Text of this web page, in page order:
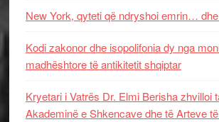
New York, qyteti që ndryshoi emrin…
Kodi zakonor dhe isopolifonia dy nga
madhështore të antikitetit shqiptar
Kryetari i Vatrës Dr. Elmi Berisha zhvilloi
Akademinë e Shkencave dhe të Arteve